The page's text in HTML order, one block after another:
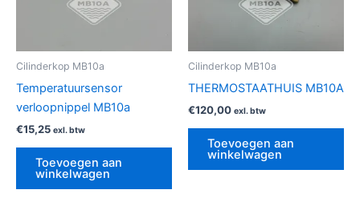
Cilinderkop MB10a
Temperatuursensor
verloopnippel MB10a
€15,25 exl. btw
Toevoegen aan
winkelwagen
Cilinderkop MB10a
THERMOSTAATHUIS MB10A
€120,00 exl. btw
Toevoegen aan
winkelwagen